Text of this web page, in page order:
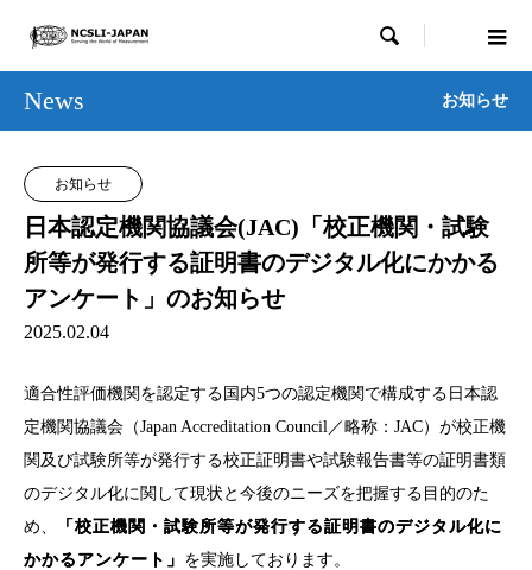

News お知らせ
お知らせ
日本認定機関協議会(JAC)「校正機関・試験
所等が発行する証明書のデジタル化にかかる
アンケート」のお知らせ
2025.02.04
適合性評価機関を認定する国内5つの認定機関で構成する日本認
定機関協議会（Japan Accreditation Council／略称：JAC）が校正機
関及び試験所等が発行する校正証明書や試験報告書等の証明書類
のデジタル化に関して現状と今後のニーズを把握する目的のた
め、
「校正機関・試験所等が発行する証明書のデジタル化に
かかるアンケート」 を実施しております。